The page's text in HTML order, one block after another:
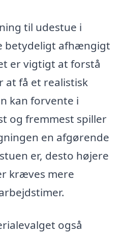
til udestue i
betydeligt afhængigt
er vigtigt at forstå
at få et realistisk
kan forvente i
og fremmest spiller
en afgørende
er, desto højere
kræves mere
også